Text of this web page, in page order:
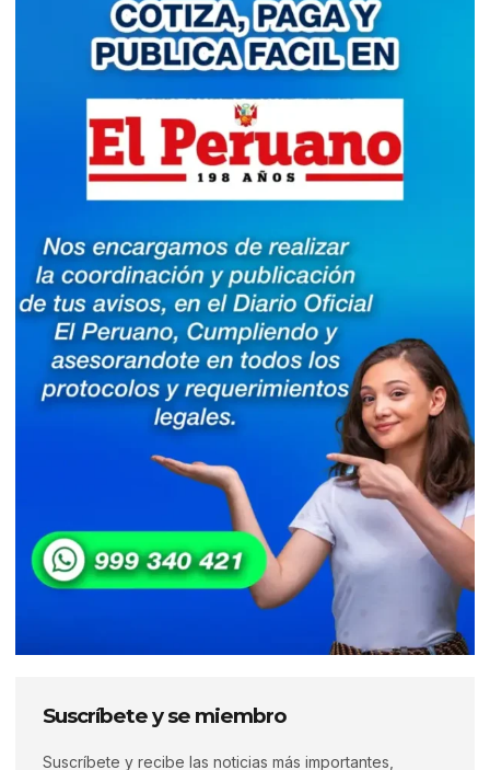
Suscríbete y se miembro
Suscríbete y recibe las noticias más importantes,